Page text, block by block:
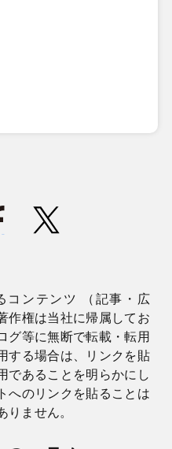
コンテンツ （記事・広
作権は当社に帰属してお
グ等に無断で転載・転用
する場合は、リンクを貼
であることを明らかにし
へのリンクを貼ることは
りません。